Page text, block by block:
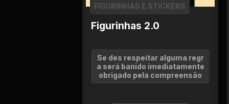
Figurinhas 2.0
FIGURINHAS E STICKERS
Se des respeitar alguma regr
a será banido imediatamente
obrigado pela compreensão